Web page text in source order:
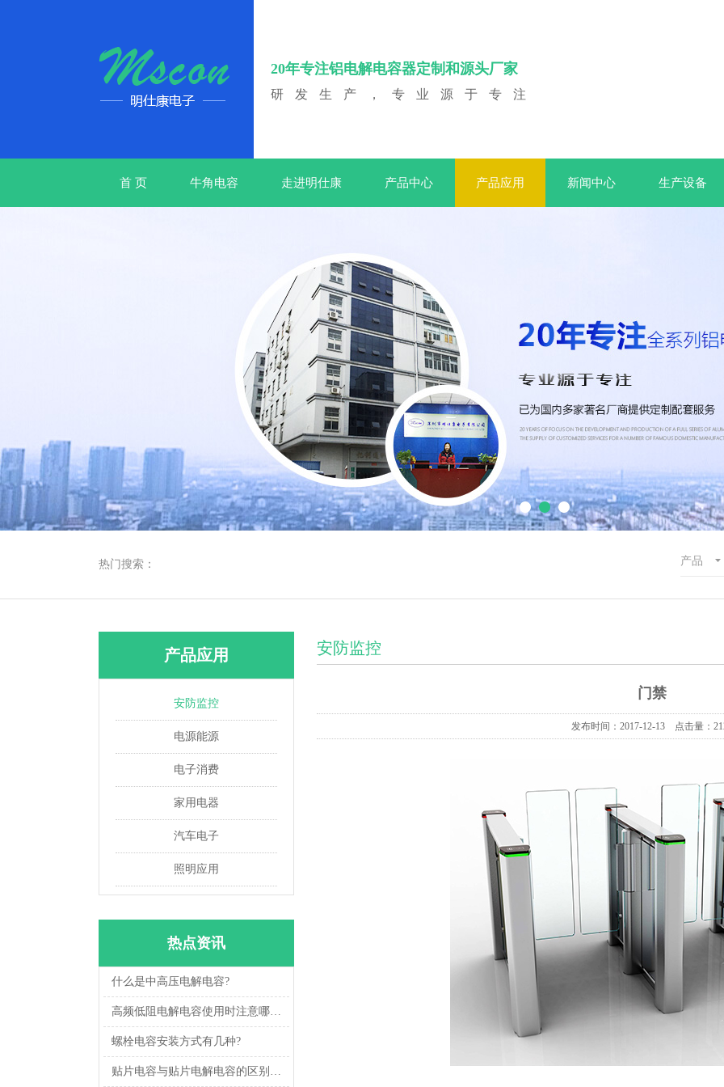
20年专注铝电解电容器定制和源头厂家
研发生产，专业源于专注
首 页 牛角电容 走进明仕康 产品中心 产品应用 新闻中心 生产设备
热门搜索：
产品应用
安防监控
电源能源
电子消费
家用电器
汽车电子
照明应用
热点资讯
什么是中高压电解电容?
高频低阻电解电容使用时注意哪些细节
螺栓电容安装方式有几种?
贴片电容与贴片电解电容的区别以及用途
安防监控
门禁
发布时间：2017-12-13 点击量：